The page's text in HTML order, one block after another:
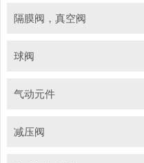
隔膜阀，真空阀
球阀
气动元件
减压阀